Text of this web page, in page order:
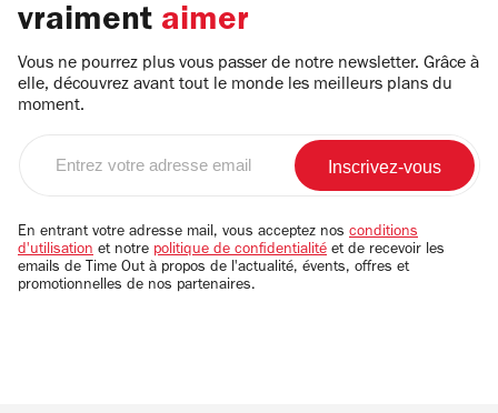
vraiment aimer
Vous ne pourrez plus vous passer de notre newsletter. Grâce à
elle, découvrez avant tout le monde les meilleurs plans du
moment.
email
En entrant votre adresse mail, vous acceptez nos conditions
d'utilisation et notre politique de confidentialité et de recevoir les
emails de Time Out à propos de l'actualité, évents, offres et
promotionnelles de nos partenaires.